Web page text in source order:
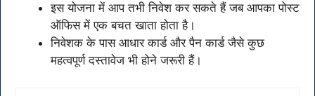
इस योजना में आप तभी निवेश कर सकते हैं जब आपका पोस्ट
ऑफिस में एक बचत खाता होता है।
निवेशक के पास आधार कार्ड और पैन कार्ड जैसे कुछ
महत्वपूर्ण दस्तावेज भी होने जरूरी हैं।